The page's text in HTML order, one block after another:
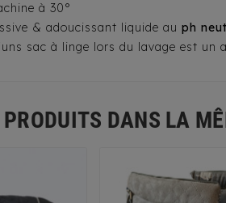
à 30°
& adoucissant liquide au ph
sac à linge lors du lavage est un
DANS LA